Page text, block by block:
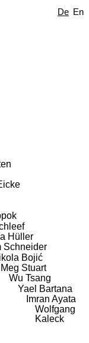
De En
Hüller
Schneider
Bojić
Meg Stuart
Wu Tsang
Yael Bartana
Imran Ayata
Wolfgang
Kaleck